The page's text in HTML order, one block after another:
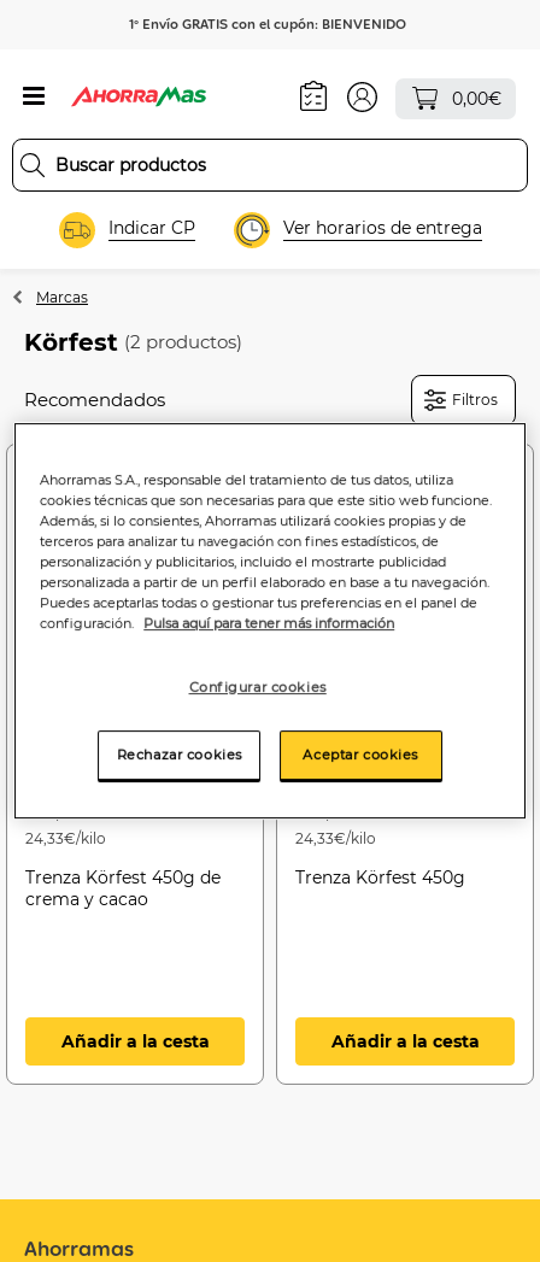
1º Envío GRATIS con el cupón: BIENVENIDO
0,00€
Indicar CP Ver horarios de entrega
Marcas
Körfest (2 productos)
Filtros
24,33€/kilo
Trenza Körfest 450g de
crema y cacao
Añadir a la cesta
24,33€/kilo
Trenza Körfest 450g
Añadir a la cesta
Ahorramas
Ahorramas S.A., responsable del tratamiento de tus datos, utiliza
cookies técnicas que son necesarias para que este sitio web funcione.
Además, si lo consientes, Ahorramas utilizará cookies propias y de
terceros para analizar tu navegación con fines estadísticos, de
personalización y publicitarios, incluido el mostrarte publicidad
personalizada a partir de un perfil elaborado en base a tu navegación.
Puedes aceptarlas todas o gestionar tus preferencias en el panel de
configuración. Pulsa aquí para tener más información
Configurar cookies
Rechazar cookies Aceptar cookies